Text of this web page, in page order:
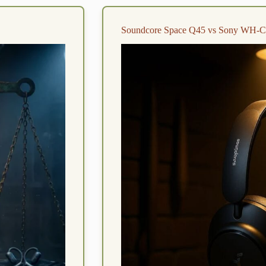
Soundcore Space Q45 vs Sony WH-